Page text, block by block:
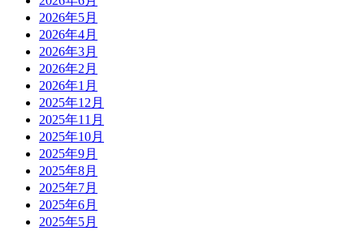
2026年5月
2026年4月
2026年3月
2026年2月
2026年1月
2025年12月
2025年11月
2025年10月
2025年9月
2025年8月
2025年7月
2025年6月
2025年5月